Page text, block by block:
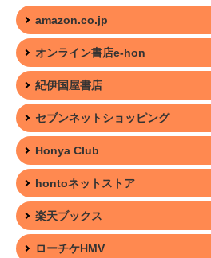
amazon.co.jp
オンライン書店e-hon
紀伊国屋書店
セブンネットショッピング
Honya Club
hontoネットストア
楽天ブックス
ローチケHMV